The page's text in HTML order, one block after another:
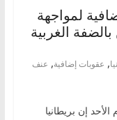
لمواجهة
الغربية
, عقوبات إضافية, عنف
إن بريطانيا